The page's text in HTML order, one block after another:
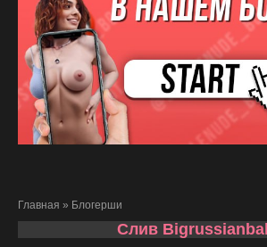
Главная » Блогерши
Слив